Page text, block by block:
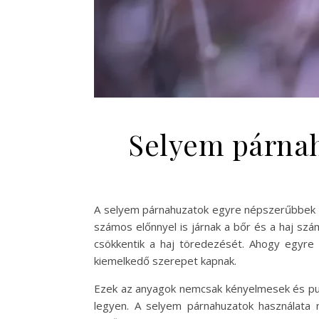
Selyem
A selyem párnahuzatok egyre
számos előnnyel is járnak a bőr és a haj
csökkentik a haj töredezését. Ahogy
kiemelkedő szerepet kapnak.
Ezek az anyagok nemcsak kényelmesek és
legyen. A selyem párnahuzatok